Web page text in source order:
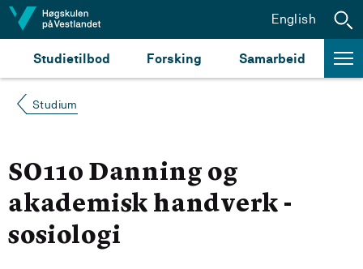
Hopp til innhald
Studietilbod Forsking Samarbeid
English
Studium
SO110 Danning og
akademisk handverk -
sosiologi